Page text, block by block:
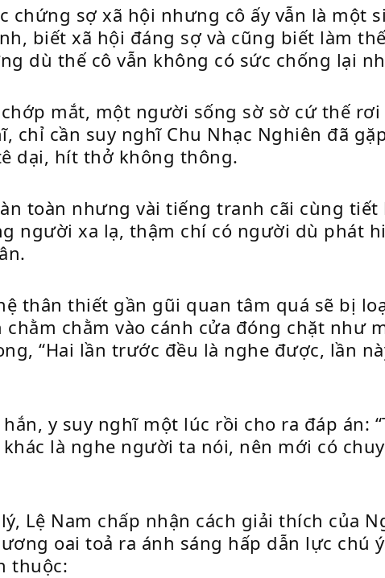
chứng sợ xã hội nhưng cô ấy vẫn là một
biết xã hội đáng sợ và cũng biết làm
dù thế cô vẫn không có sức chống lại
mắt, một người sống sờ sờ cứ thế
chỉ cần suy nghĩ Chu Nhạc Nghiên đã
dại, hít thở không thông.
toàn nhưng vài tiếng tranh cãi cùng
người xa lạ, thậm chí có người dù phát
thân thiết gần gũi quan tâm quá sẽ bị
chằm vào cánh cửa đóng chặt như
“Hai lần trước đều là nghe được, lần
y suy nghĩ một lúc rồi cho ra đáp án:
là nghe người ta nói, nên mới có
Lệ Nam chấp nhận cách giải thích của
oai toả ra ánh sáng hấp dẫn lực chú
thuộc: